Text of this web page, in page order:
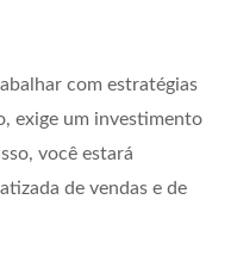
com estratégias
exige um investimento
você estará
de vendas e de